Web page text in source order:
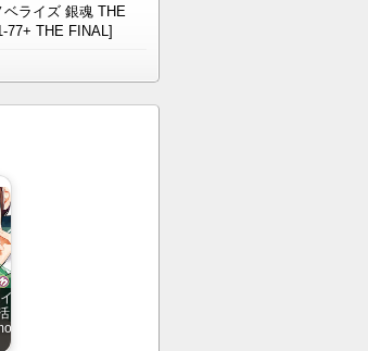
ライズ 銀魂 THE
77+ THE FINAL]